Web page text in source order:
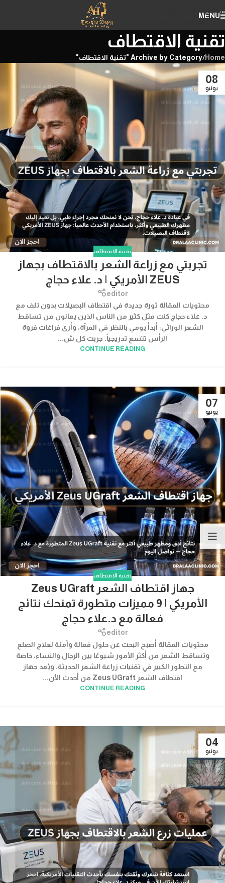
Skip to navigation
MENU
تقنية الاقتطاف
Home
/Archive by Category "تقنية الاقتطاف"
08
يونيو
تقنية الاقتطاف
تجربتي مع زراعة الشعر بالاقتطاف بجهاز
ZEUS الأمريكي | د. علاء حجاج
editor
محتويات المقالة ثورة جديدة في اقتطاف البصيلات بدون تلف مع
د. علاء حجاج كنت مثل كثير من الناس الذين يعانون من تساقط
الشعر الوراثي؛ أبدأ يومي بالنظر في المرآة، وأرى فراغات فروة
الرأس تتسع تدريجياً. جربت كل ش...
CONTINUE READING
07
يونيو
تقنية الاقتطاف
جهاز اقتطاف الشعر Zeus UGraft
الأمريكي | 9 مميزات متطورة تمنحك نتائج
فعالة مع د.علاء حجاج
editor
محتويات المقالة أصبح البحث عن حلول فعالة وآمنة لعلاج الصلع
وتساقط الشعر من أكثر الأمور شيوعًا بين الرجال والنساء، خاصة
مع التطور الكبير في تقنيات زراعة الشعر الحديثة. ويُعد جهاز
اقتطاف الشعر Zeus UGraft من أحدث الأن...
CONTINUE READING
04
يونيو